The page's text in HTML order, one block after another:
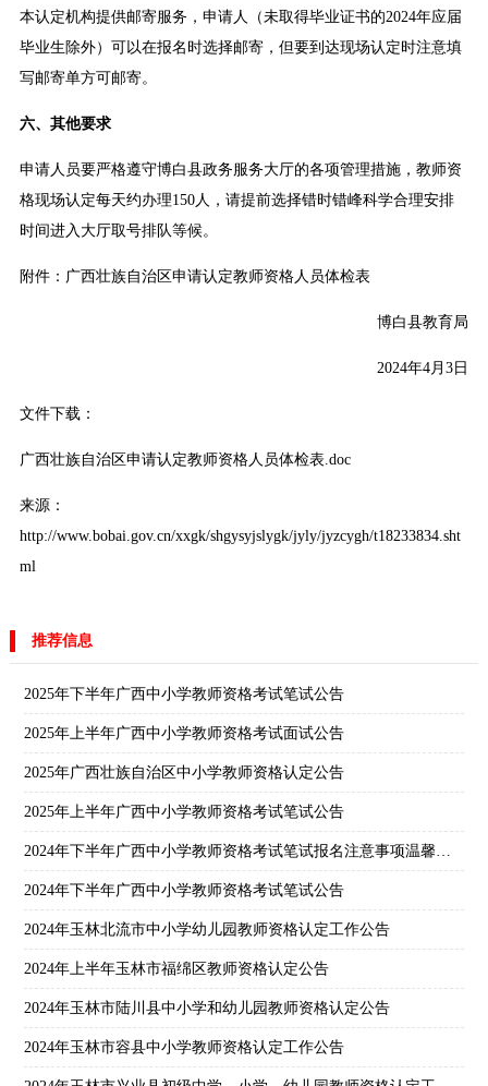
本认定机构提供邮寄服务，申请人（未取得毕业证书的2024年应届
毕业生除外）可以在报名时选择邮寄，但要到达现场认定时注意填
写邮寄单方可邮寄。
六、其他要求
申请人员要严格遵守博白县政务服务大厅的各项管理措施，教师资
格现场认定每天约办理150人，请提前选择错时错峰科学合理安排
时间进入大厅取号排队等候。
附件：广西壮族自治区申请认定教师资格人员体检表
博白县教育局
2024年4月3日
文件下载：
广西壮族自治区申请认定教师资格人员体检表.doc
来源：
http://www.bobai.gov.cn/xxgk/shgysyjslygk/jyly/jyzcygh/t18233834.sht
ml
推荐信息
2025年下半年广西中小学教师资格考试笔试公告
2025年上半年广西中小学教师资格考试面试公告
2025年广西壮族自治区中小学教师资格认定公告
2025年上半年广西中小学教师资格考试笔试公告
2024年下半年广西中小学教师资格考试笔试报名注意事项温馨提示
2024年下半年广西中小学教师资格考试笔试公告
2024年玉林北流市中小学幼儿园教师资格认定工作公告
2024年上半年玉林市福绵区教师资格认定公告
2024年玉林市陆川县中小学和幼儿园教师资格认定公告
2024年玉林市容县中小学教师资格认定工作公告